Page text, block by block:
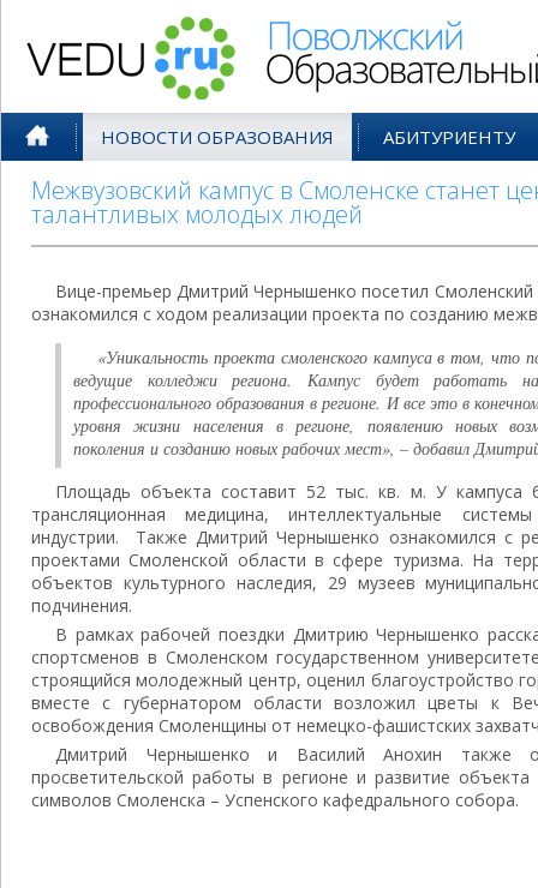
НОВОСТИ ОБРАЗОВАНИЯ АБИТУРИЕНТУ
Межвузовский кампус в Смоленске станет
талантливых молодых людей
Вице-премьер Дмитрий Чернышенко посетил Смоленский
ознакомился с ходом реализации проекта по созданию
«Уникальность проекта смоленского кампуса в том, что
ведущие колледжи региона. Кампус будет работать
профессионального образования в регионе. И все это в
уровня жизни населения в регионе, появлению новых
поколения и созданию новых рабочих мест», – добавил
Площадь объекта составит 52 тыс. кв. м. У кампуса
трансляционная медицина, интеллектуальные
индустрии. Также Дмитрий Чернышенко ознакомился с
проектами Смоленской области в сфере туризма. На
объектов культурного наследия, 29 музеев
подчинения.
В рамках рабочей поездки Дмитрию Чернышенко
спортсменов в Смоленском государственном
строящийся молодежный центр, оценил благоустройство
вместе с губернатором области возложил цветы к
освобождения Смоленщины от немецко-фашистских
Дмитрий Чернышенко и Василий Анохин также
просветительской работы в регионе и развитие объекта
символов Смоленска – Успенского кафедрального собора.